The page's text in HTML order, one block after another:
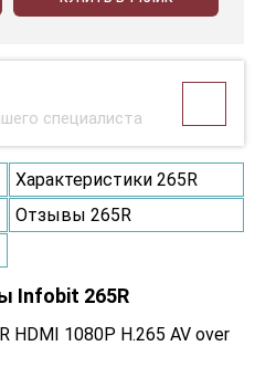
специалиста
Характеристики 265R
Отзывы 265R
Infobit 265R
1080P H.265 AV over